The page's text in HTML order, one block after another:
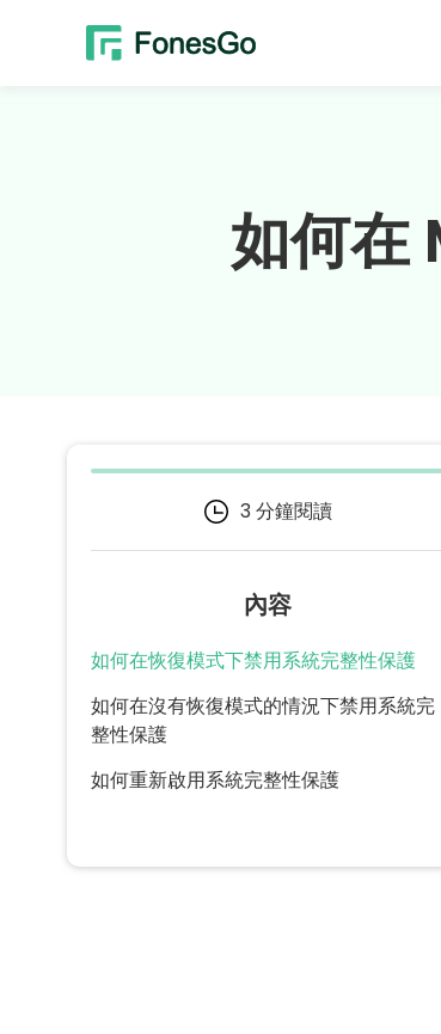
如何在
3 分鐘閱讀
內容
如何在恢復模式下禁用系統完整性保護
如何在沒有恢復模式的情況下禁用系統完
整性保護
如何重新啟用系統完整性保護